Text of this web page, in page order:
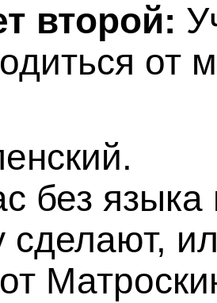
второй:
от
без
сделают,